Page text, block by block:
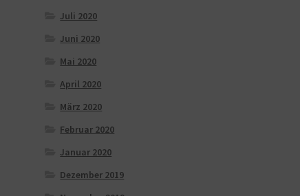
Juli 2020
Juni 2020
Mai 2020
April 2020
März 2020
Februar 2020
Januar 2020
Dezember 2019